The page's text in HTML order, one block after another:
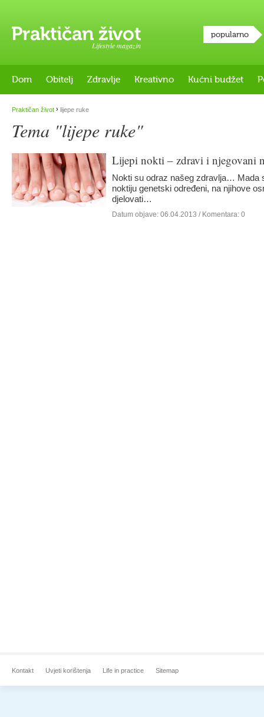
Lifestyle magazin
popularno
Dom Obitelj Zdravlje Kreativno Kućni budžet
Praktičan život › lijepe ruke
Tema "lijepe ruke"
Lijepi nokti – zdravi i njegovani
Nokti su odraz našeg zdravlja… Mada
noktiju genetski određeni, na njihove
djelovati…
Datum objave: 06.04.2013 / Komentara: 0
Kontakt Uvjeti korištenja Life in practice Sitemap